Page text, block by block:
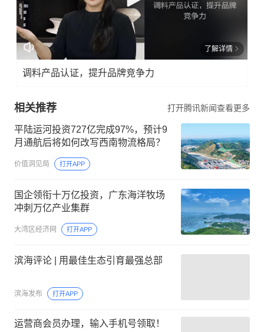
了解详情
调料产品认证，提升品牌竞争力
相关推荐 打开腾讯新闻查看更多
平陆运河投资727亿完成97%，预计9
月通航后将如何改写西南物流格局？
价值洞见局 打开APP
国企领衔十万亿投资，广东海洋牧场
冲刺万亿产业集群
大湾区经济网 打开APP
滨海评论 | 用最佳生态引育最强总部
滨海发布 打开APP
运营商会员办理，输入手机号领取！